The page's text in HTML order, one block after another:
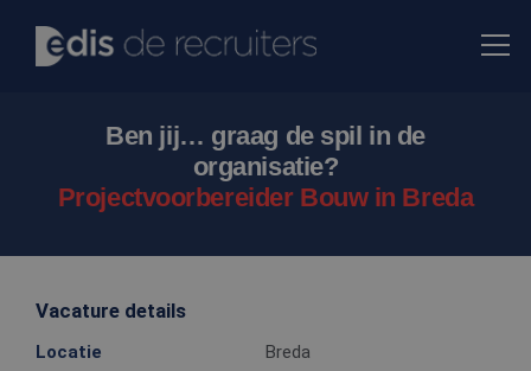
Ben jij… graag de spil in de
organisatie?
Projectvoorbereider Bouw in Breda
Vacature details
Locatie
Breda